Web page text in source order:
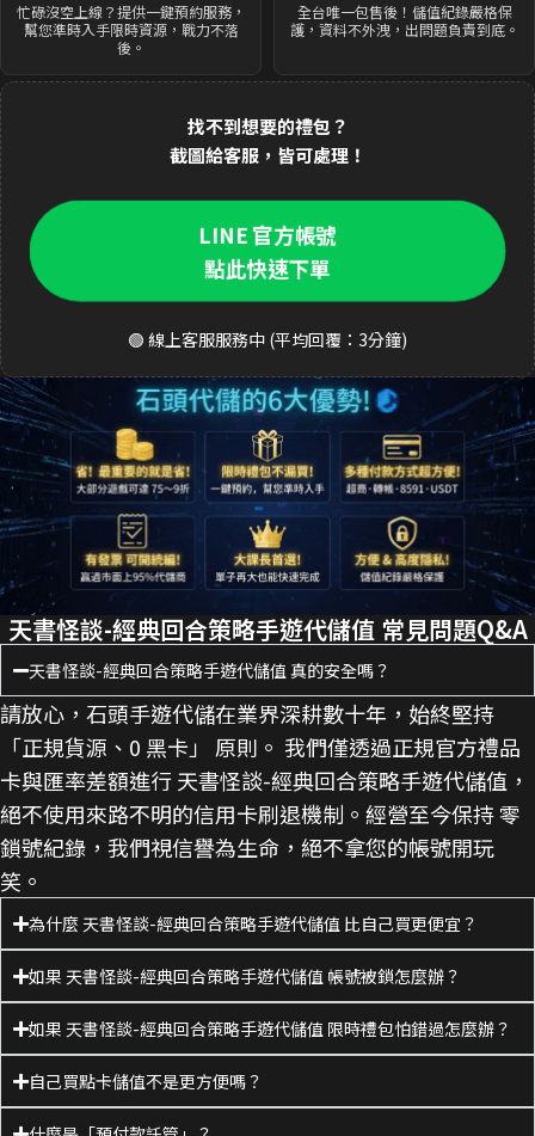
忙碌沒空上線？提供一鍵預約服務，
幫您準時入手限時資源，戰力不落
後。
全台唯一包售後！儲值紀錄嚴格保
護，資料不外洩，出問題負責到底。
找不到想要的禮包？
截圖給客服，皆可處理！
LINE 官方帳號
點此快速下單
🟢 線上客服服務中 (平均回覆：3分鐘)
天書怪談-經典回合策略手遊代儲值 常見問題Q&A
天書怪談-經典回合策略手遊代儲值 真的安全嗎？
請放心，石頭手遊代儲在業界深耕數十年，始終堅持
「正規貨源、0 黑卡」 原則。 我們僅透過正規官方禮品
卡與匯率差額進行 天書怪談-經典回合策略手遊代儲值，
絕不使用來路不明的信用卡刷退機制。經營至今保持 零
鎖號紀錄，我們視信譽為生命，絕不拿您的帳號開玩
笑。
為什麼 天書怪談-經典回合策略手遊代儲值 比自己買更便宜？
如果 天書怪談-經典回合策略手遊代儲值 帳號被鎖怎麼辦？
如果 天書怪談-經典回合策略手遊代儲值 限時禮包怕錯過怎麼辦？
自己買點卡儲值不是更方便嗎？